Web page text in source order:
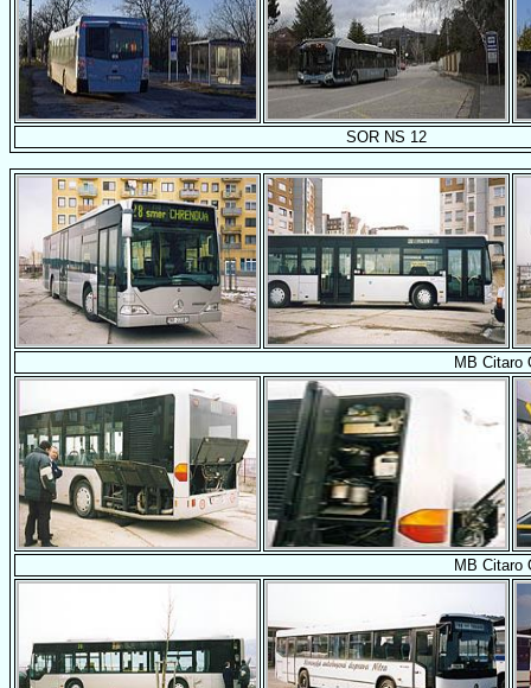
SOR NS 12
MB Citaro
MB Citaro